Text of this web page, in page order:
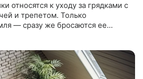
относятся к уходу за грядками с
и трепетом. Только
— сразу же бросаются ее